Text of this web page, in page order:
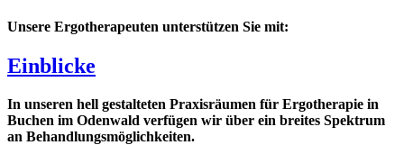
Unsere Ergotherapeuten unterstützen Sie mit:
Einblicke
In unseren hell gestalteten Praxisräumen für Ergotherapie in
Buchen im Odenwald verfügen wir über ein breites Spektrum
an Behandlungsmöglichkeiten.